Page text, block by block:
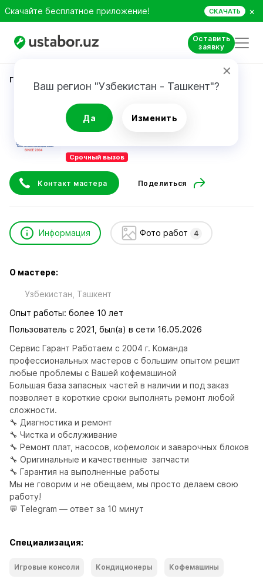
Скачайте бесплатное приложение! СКАЧАТЬ ×
Оставить
заявку
Ваш регион "Узбекистан - Ташкент"?
Да Изменить
Главная Ремонт техники
Гарант Сервис Центр
Срочный вызов
Контакт мастера Поделиться
Информация Фото работ 4
О мастере:
Узбекистан, Ташкент
Опыт работы: более 10 лет
Пользователь с 2021, был(а) в сети 16.05.2026
Сервис Гарант Работаем с 2004 г. Команда
профессиональных мастеров с большим опытом решит
любые проблемы с Вашей кофемашиной
Большая база запасных частей в наличии и под заказ
позволяет в короткие сроки выполнять ремонт любой
сложности.
🔧 Диагностика и ремонт
🔧 Чистка и обслуживание
🔧 Ремонт плат, насосов, кофемолок и заварочных блоков
🔧 Оригинальные и качественные  запчасти
🔧 Гарантия на выполненные работы
Мы не говорим и не обещаем, мы просто делаем свою
работу!
💬 Telegram — ответ за 10 минут
Специализация:
Игровые консоли Кондиционеры Кофемашины